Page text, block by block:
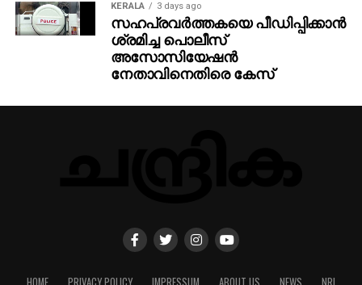
KERALA 3 days ago
സഹപ്രവര്‍ത്തകയെ പീഡിപ്പിക്കാന്‍
ശ്രമിച്ച പൊലീസ്
അസോസിയേഷന്‍
നേതാവിനെതിരെ കേസ്